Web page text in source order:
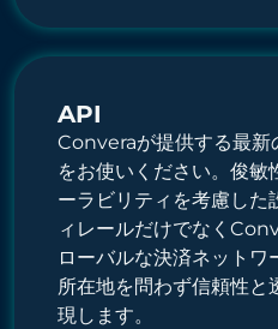
API
Converaが提供する最新
をお使いください。俊敏
ーラビリティを考慮した
ィレールだけでなく
ローバルな決済ネット
所在地を問わず信頼性と
現します。